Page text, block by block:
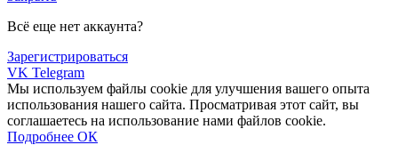
Всё еще нет аккаунта?
Зарегистрироваться
VK Telegram
Мы используем файлы cookie для улучшения вашего опыта
использования нашего сайта. Просматривая этот сайт, вы
соглашаетесь на использование нами файлов cookie.
Подробнее Подробнее
ОК